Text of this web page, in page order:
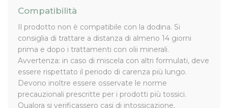
Compatibilità
Il prodotto non è compatibile con la dodina. Si
consiglia di trattare a distanza di almeno 14 giorni
prima e dopo i trattamenti con olii minerali.
Avvertenza: in caso di miscela con altri formulati, deve
essere rispettato il periodo di carenza più lungo.
Devono inoltre essere osservate le norme
precauzionali prescritte per i prodotti più tossici.
Qualora si verificassero casi di intossicazione,